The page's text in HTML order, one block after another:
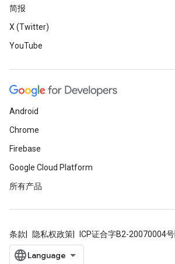
简报
X (Twitter)
YouTube
Android
Chrome
Firebase
Google Cloud Platform
所有产品
条款 隐私权政策 ICP证合字B2-20070004号